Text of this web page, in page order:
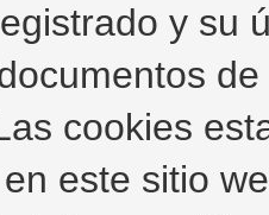
y su
cookies
este sitio